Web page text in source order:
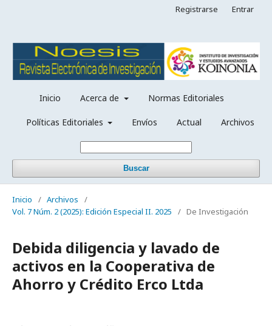
Inicio Acerca de Normas Editoriales
Políticas Editoriales Envíos Actual Archivos
Buscar
Registrarse Entrar
Inicio / Archivos
/
Vol. 7 Núm. 2 (2025): Edición Especial II. 2025
/ De Investigación
Debida diligencia y lavado de
activos en la Cooperativa de
Ahorro y Crédito Erco Ltda